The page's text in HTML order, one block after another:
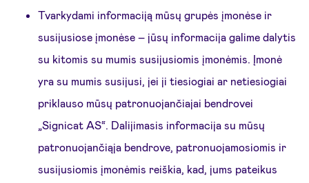
Tvarkydami informaciją mūsų grupės įmonėse ir
susijusiose įmonėse – jūsų informacija galime dalytis
su kitomis su mumis susijusiomis įmonėmis. Įmonė
yra su mumis susijusi, jei ji tiesiogiai ar netiesiogiai
priklauso mūsų patronuojančiajai bendrovei
„Signicat AS“. Dalijimasis informacija su mūsų
patronuojančiąja bendrove, patronuojamosiomis ir
susijusiomis įmonėmis reiškia, kad, jums pateikus